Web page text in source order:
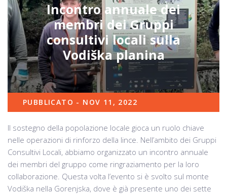
Incontro annuale dei
membri dei Gruppi
consultivi locali sulla
Vodiška planina
PUBBLICATO - NOV 11, 2022
Il sostegno della popolazione locale gioca un ruolo chiave
nelle operazioni di rinforzo della lince. Nell’ambito dei Gruppi
Consultivi Locali, abbiamo organizzato un incontro annuale
dei membri del gruppo come ringraziamento per la loro
collaborazione. Questa volta l’evento si è svolto sul monte
Vodiška nella Gorenjska, dove è già presente uno dei sette